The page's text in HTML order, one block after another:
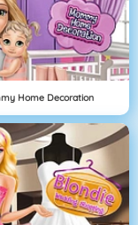
Home Decoration